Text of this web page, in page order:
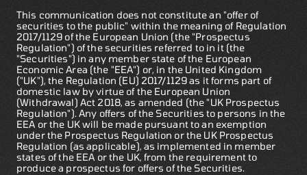
This communication does not constitute an "offer of
securities to the public" within the meaning of Regulation
2017/1129 of the European Union (the "Prospectus
Regulation") of the securities referred to in it (the
"Securities") in any member state of the European
Economic Area (the "EEA") or, in the United Kingdom
("UK"), the Regulation (EU) 2017/1129 as it forms part of
domestic law by virtue of the European Union
(Withdrawal) Act 2018, as amended (the "UK Prospectus
Regulation"). Any offers of the Securities to persons in the
EEA or the UK will be made pursuant to an exemption
under the Prospectus Regulation or the UK Prospectus
Regulation (as applicable), as implemented in member
states of the EEA or the UK, from the requirement to
produce a prospectus for offers of the Securities.